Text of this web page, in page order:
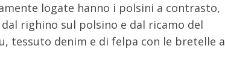
logate hanno i polsini a contrasto,
righino sul polsino e dal ricamo del
tessuto denim e di felpa con le bretelle a